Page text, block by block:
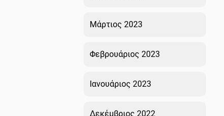
Μάρτιος 2023
Φεβρουάριος 2023
Ιανουάριος 2023
Δεκέμβριος 2022